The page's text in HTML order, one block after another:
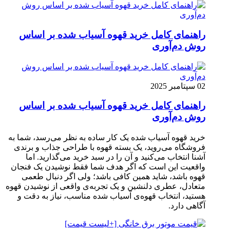
راهنمای کامل خرید قهوه آسیاب شده بر اساس
روش دم‌آوری
02 سپتامبر 2025
راهنمای کامل خرید قهوه آسیاب شده بر اساس
روش دم‌آوری
خرید قهوه آسیاب شده یک کار ساده به نظر می‌رسد، شما به
فروشگاه می‌روید، یک بسته قهوه با طراحی جذاب و برندی
آشنا انتخاب می‌کنید و آن را در سبد خرید می‌گذارید. اما
واقعیت این است که اگر هدف شما فقط نوشیدن یک فنجان
قهوه باشد، شاید همین کافی باشد؛ ولی اگر دنبال طعمی
متعادل، عطری دلنشین و یک تجربه‌ی واقعی از نوشیدن قهوه
هستید، انتخاب قهوه‌ی آسیاب شده مناسب، نیاز به دقت و
آگاهی دارد.